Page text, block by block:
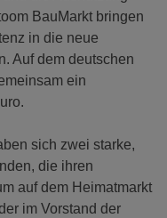
BauMarkt bringen
in die neue
Auf dem deutschen
ein
sich zwei starke,
die ihren
auf dem Heimatmarkt
im Vorstand der